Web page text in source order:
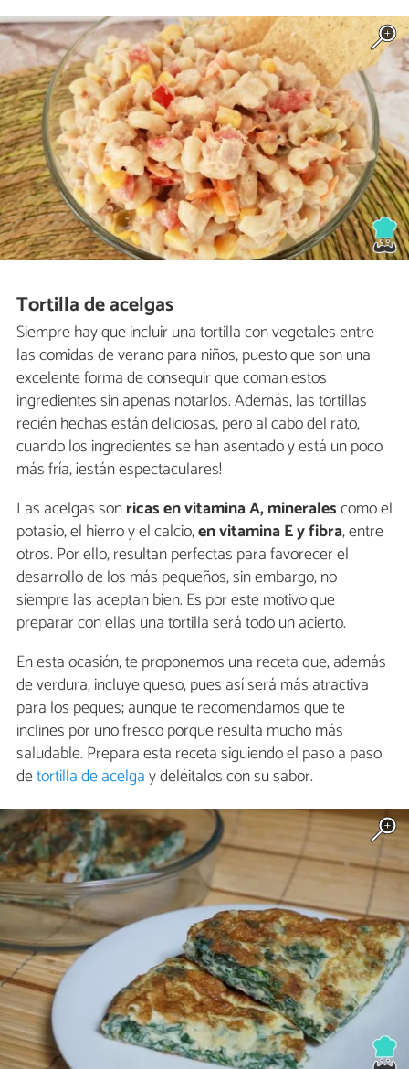
Tortilla de acelgas
Siempre hay que incluir una tortilla con vegetales entre
las comidas de verano para niños, puesto que son una
excelente forma de conseguir que coman estos
ingredientes sin apenas notarlos. Además, las tortillas
recién hechas están deliciosas, pero al cabo del rato,
cuando los ingredientes se han asentado y está un poco
más fría, ¡están espectaculares!
Las acelgas sonricas en vitamina A, mineralescomo el
potasio, el hierro y el calcio,en vitamina E y fibra, entre
otros. Por ello, resultan perfectas para favorecer el
desarrollo de los más pequeños, sin embargo, no
siempre las aceptan bien. Es por este motivo que
preparar con ellas una tortilla será todo un acierto.
En esta ocasión, te proponemos una receta que, además
de verdura, incluye queso, pues así será más atractiva
para los peques; aunque te recomendamos que te
inclines por uno fresco porque resulta mucho más
saludable. Prepara esta receta siguiendo el paso a paso
detortilla de acelgay deléitalos con su sabor.